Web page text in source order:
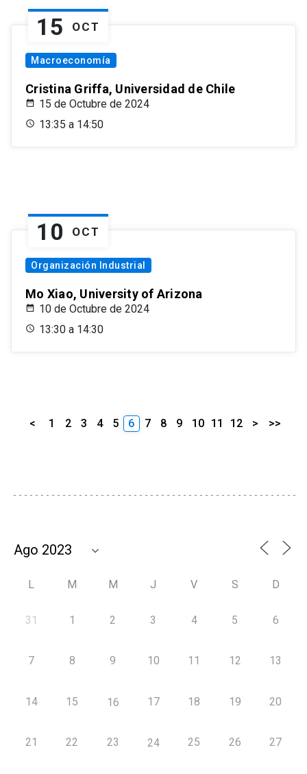
15 OCT
Macroeconomía
Cristina Griffa, Universidad de Chile
15 de Octubre de 2024
13:35 a 14:50
10 OCT
Organización Industrial
Mo Xiao, University of Arizona
10 de Octubre de 2024
13:30 a 14:30
< 1 2 3 4 5 6 7 8 9 10 11 12 > >>
L M M J V S D
31 1 2 3 4 5 6
7 8 9 10 11 12 13
14 15 16 17 18 19 20
21 22 23 24 25 26 27